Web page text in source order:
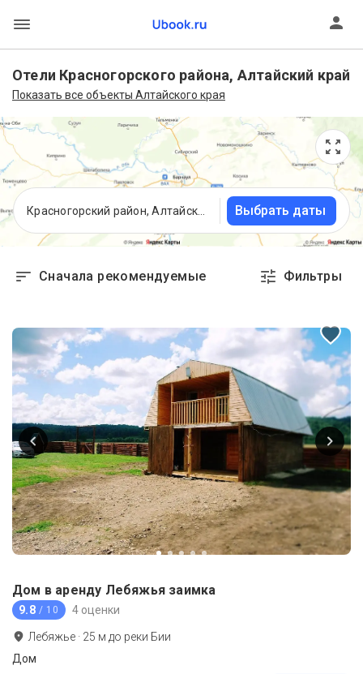
Отели Красногорского района, Алтайский край
Показать все объекты Алтайского края
Выбрать даты
Сначала рекомендуемые Фильтры
Дом в аренду Лебяжья заимка
9.8 / 10 4 оценки
Лебяжье · 25 м до реки Бии
Дом